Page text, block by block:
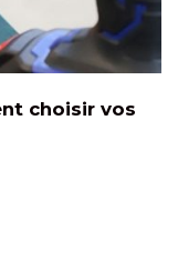
choisir vos